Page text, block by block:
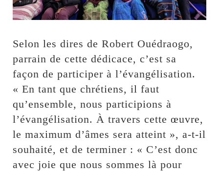
Selon les dires de Robert Ouédraogo,
parrain de cette dédicace, c’est sa
façon de participer à l’évangélisation.
« En tant que chrétiens, il faut
qu’ensemble, nous participions à
l’évangélisation. À travers cette œuvre,
le maximum d’âmes sera atteint », a-t-il
souhaité, et de terminer : « C’est donc
avec joie que nous sommes là pour